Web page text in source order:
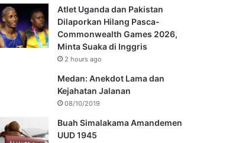
Atlet Uganda dan Pakistan
Dilaporkan Hilang Pasca-
Commonwealth Games 2026,
Minta Suaka di Inggris
2 hours ago
Medan: Anekdot Lama dan
Kejahatan Jalanan
08/10/2019
Buah Simalakama Amandemen
UUD 1945